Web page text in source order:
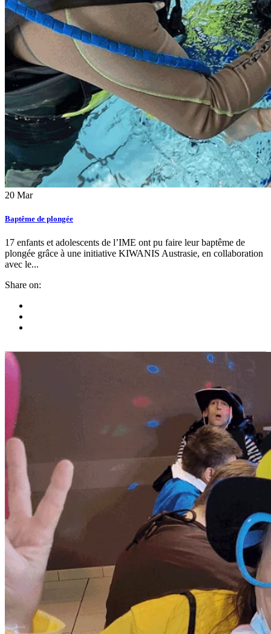
20 Mar
Baptême de plongée
17 enfants et adolescents de l’IME ont pu faire leur baptême de
plongée grâce à une initiative KIWANIS Austrasie, en collaboration
avec le...
Share on: